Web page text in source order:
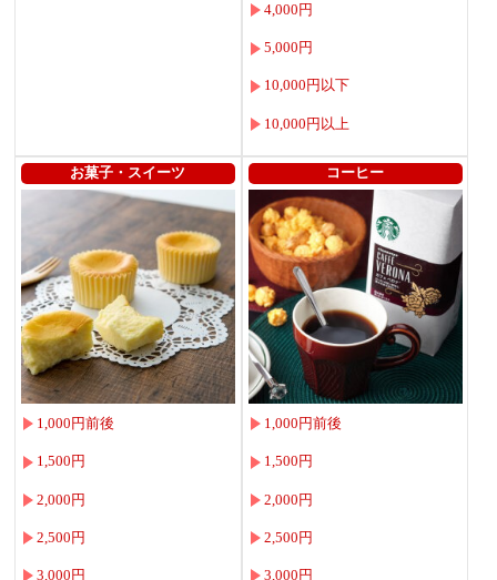
4,000円
5,000円
10,000円以下
10,000円以上
お菓子・スイーツ
1,000円前後
1,500円
2,000円
2,500円
3,000円
コーヒー
1,000円前後
1,500円
2,000円
2,500円
3,000円